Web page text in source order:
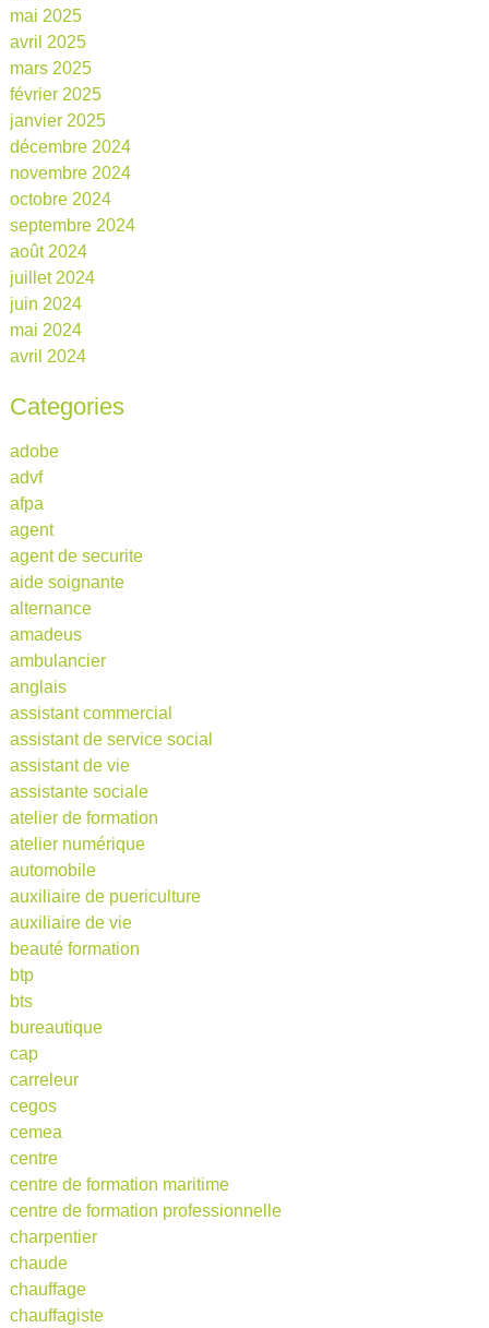
mai 2025
avril 2025
mars 2025
février 2025
janvier 2025
décembre 2024
novembre 2024
octobre 2024
septembre 2024
août 2024
juillet 2024
juin 2024
mai 2024
avril 2024
Categories
adobe
advf
afpa
agent
agent de securite
aide soignante
alternance
amadeus
ambulancier
anglais
assistant commercial
assistant de service social
assistant de vie
assistante sociale
atelier de formation
atelier numérique
automobile
auxiliaire de puericulture
auxiliaire de vie
beauté formation
btp
bts
bureautique
cap
carreleur
cegos
cemea
centre
centre de formation maritime
centre de formation professionnelle
charpentier
chaude
chauffage
chauffagiste